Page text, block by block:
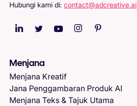
Hubungi kami di:contact@adcreative.ai
Menjana
Menjana Kreatif
Jana Penggambaran Produk AI
Menjana Teks & Tajuk Utama